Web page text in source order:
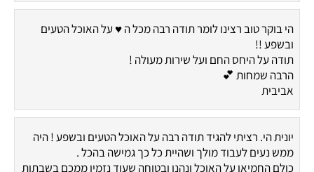
הי בוקר טוב רצינו לומר תודה רבה מכל ה ♥ על האוכל הטעים
ובשפע !!
תודה על היחס החם ועל שירות מעולה !
הרבה שמחות 💕
אביבית
יונית הי. רציתי להגיד תודה רבה על האוכל הטעים ובשפע ! היה
ממש נעים לעבוד מולך ושהיית כל כך גמישה בהכל .
כולם החמיאו על האוכל ונהנו ובטוחה שעוד נזמין ממכם בשבתות